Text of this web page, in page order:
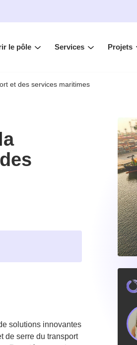
le pôle Services Projets
et des services maritimes
solutions innovantes
de serre du transport